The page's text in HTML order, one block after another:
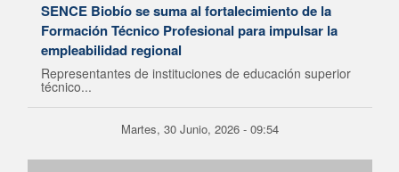
SENCE Biobío se suma al fortalecimiento de la
Formación Técnico Profesional para impulsar la
empleabilidad regional
Representantes de instituciones de educación superior
técnico...
Martes, 30 Junio, 2026 - 09:54